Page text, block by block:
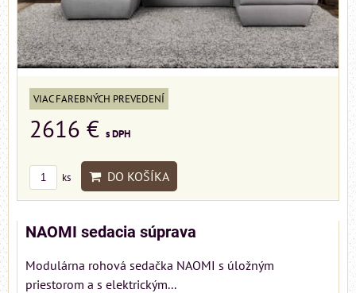
VIAC FAREBNÝCH PREVEDENÍ
2616 € s DPH
ks DO KOŠÍKA
NAOMI sedacia súprava
Modulárna rohová sedačka NAOMI s úložným
priestorom a s elektrickým...